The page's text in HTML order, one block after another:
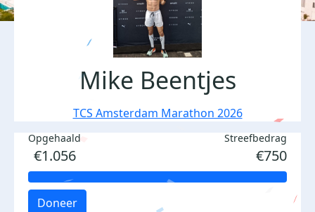
Mike Beentjes
TCS Amsterdam Marathon 2026
Opgehaald
€1.056
Streefbedrag
€750
Doneer